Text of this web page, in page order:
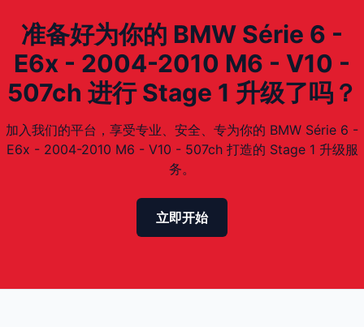
准备好为你的 BMW Série 6 -
E6x - 2004-2010 M6 - V10 -
507ch 进行 Stage 1 升级了吗？
加入我们的平台，享受专业、安全、专为你的 BMW Série 6 -
E6x - 2004-2010 M6 - V10 - 507ch 打造的 Stage 1 升级服
务。
立即开始